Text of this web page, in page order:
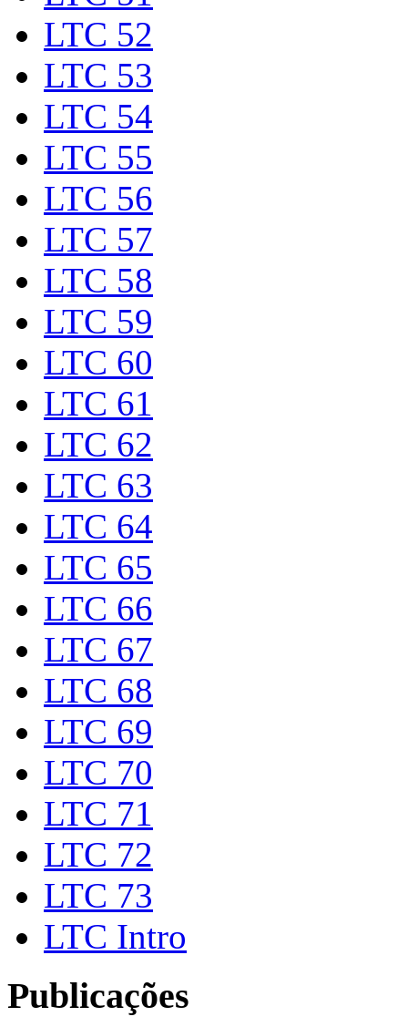
LTC 52
LTC 53
LTC 54
LTC 55
LTC 56
LTC 57
LTC 58
LTC 59
LTC 60
LTC 61
LTC 62
LTC 63
LTC 64
LTC 65
LTC 66
LTC 67
LTC 68
LTC 69
LTC 70
LTC 71
LTC 72
LTC 73
LTC Intro
Publicações